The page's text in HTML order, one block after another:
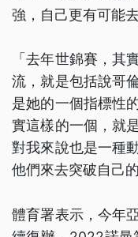
強，自己更有可能去
「去年世錦賽，其
流，就是包括說哥
是她的一個指標性
實這樣的一個，就
對我來說也是一種
他們來去突破自己
體育署表示，今年